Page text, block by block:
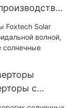
Бразилии и
В.
с
кВт, 6 кВт,